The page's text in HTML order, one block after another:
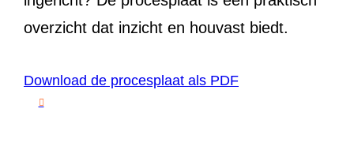
overzicht dat inzicht en houvast biedt.
Download de procesplaat als PDF